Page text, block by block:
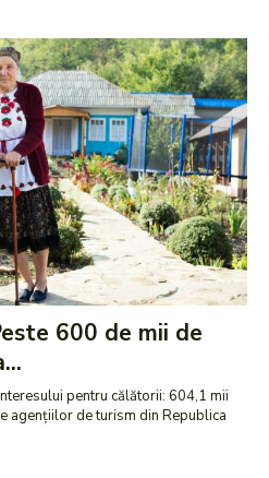
600 de mii de
pentru călătorii: 604,1 mii
agențiilor de turism din Republica